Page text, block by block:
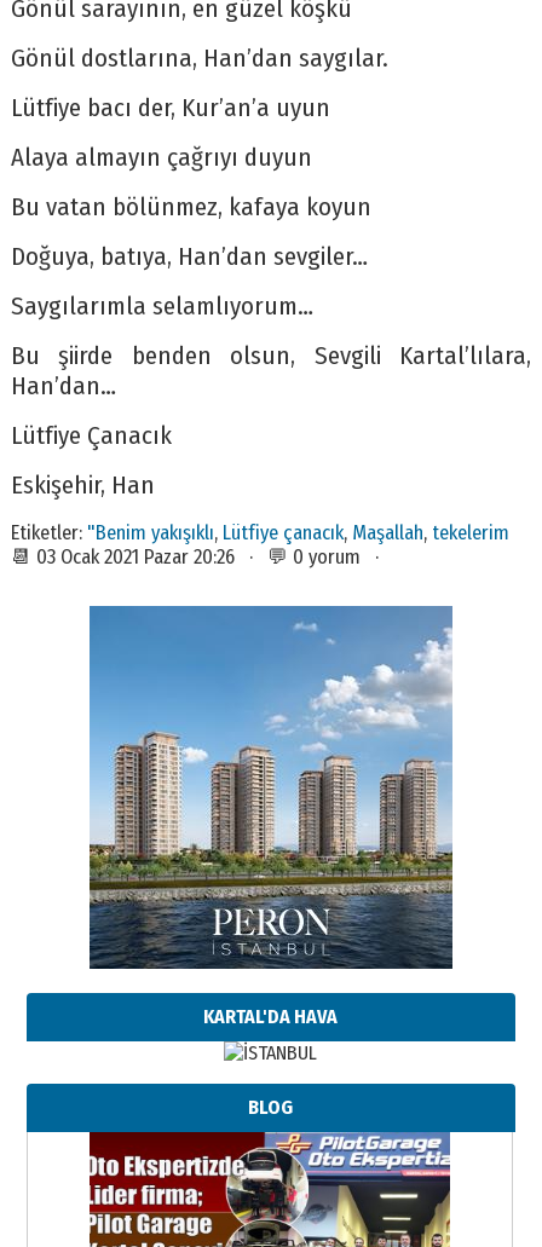
Gönül sarayının, en güzel köşkü
Gönül dostlarına, Han’dan saygılar.
Lütfiye bacı der, Kur’an’a uyun
Alaya almayın çağrıyı duyun
Bu vatan bölünmez, kafaya koyun
Doğuya, batıya, Han’dan sevgiler…
Saygılarımla selamlıyorum…
Bu şiirde benden olsun, Sevgili Kartal’lılara,
Han’dan…
Lütfiye Çanacık
Eskişehir, Han
Etiketler: "Benim yakışıklı, Lütfiye çanacık, Maşallah, tekelerim
📆 03 Ocak 2021 Pazar 20:26 · 💬 0 yorum ·
KARTAL'DA HAVA
BLOG